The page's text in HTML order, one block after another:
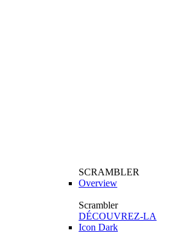
SCRAMBLER
Overview
Scrambler
DÉCOUVREZ-LA
Icon Dark